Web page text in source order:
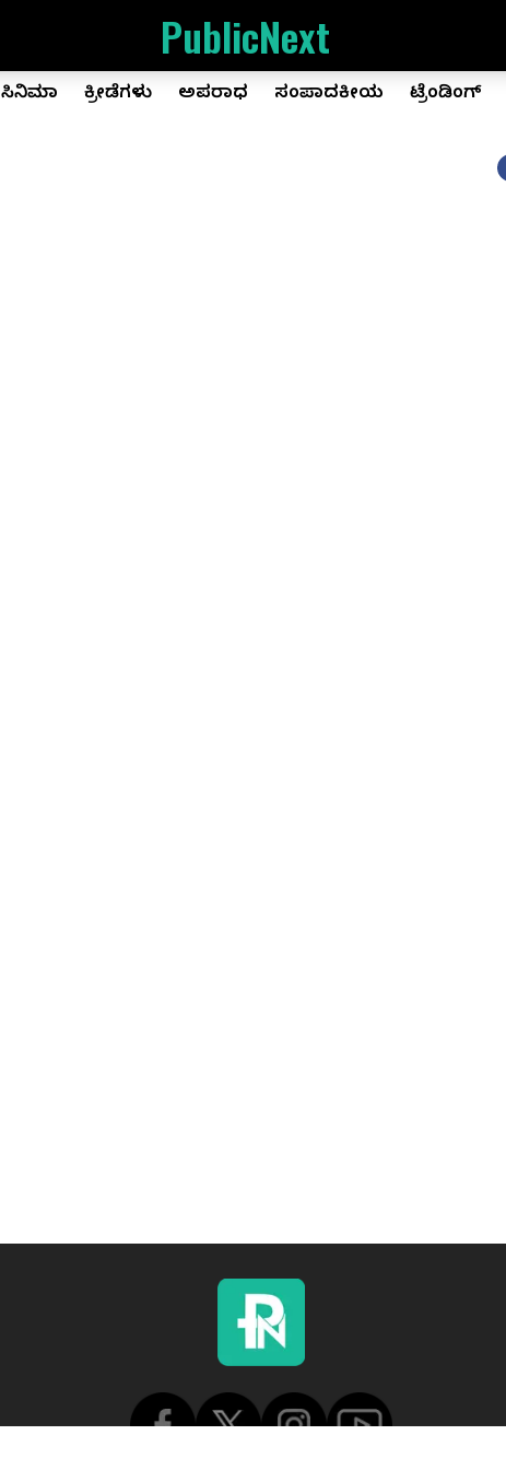
PublicNext
ಸಿನಿಮಾ ಕ್ರೀಡೆಗಳು ಅಪರಾಧ ಸಂಪಾದಕೀಯ ಟ್ರೆಂಡಿಂಗ್